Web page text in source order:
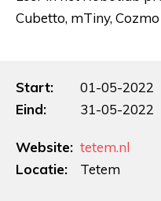
Cubetto, mTiny,
Start:
01-05-2022
Eind:
31-05-2022
Website: tetem.nl
Locatie:
Tetem